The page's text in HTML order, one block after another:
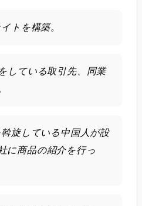
トを構築。
している取引先、同業
旋している中国人が設
に商品の紹介を行っ